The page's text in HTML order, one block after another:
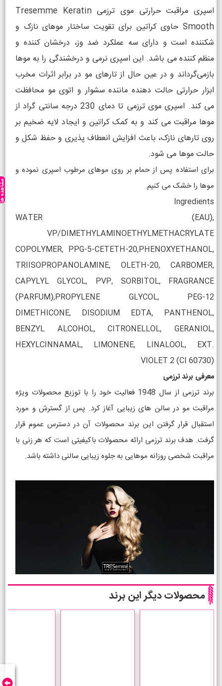
اسپری مراقبت حرارتی موی ترزمی Tresemme Keratin
Smooth حاوی کراتین برای تقویت ساختار موهای نازک و
شکننده است و دارای سه عملکرد ضد وز، درخشان کننده و
منظم کننده می باشد. این اسپری نرمی و درخشندگی را به موها
بازمی‌گرداند و در عین حال از تارهای مو در برابر اثرات مخرب
ابزار حرارتی حالت دهنده ماننده سشوار و اتوی مو محافظت
می کند. اسپری موی ترزمی تا دمای 230 درجه سانتی گراد از
موها مراقبت می کند و به کمک کراتین و ایجاد لایه ضخیم بر
روی تارهای نازک، باعث افزایش انعطاف پذیری و حفظ شکل و
حالت موها می شود.
برای استفاده پس از حمام بر روی موهای مرطوب اسپری نموده و
موها را خشک می کنیم.
Ingredients
WATER (EAU),
VP/DIMETHYLAMINOETHYLMETHACRYLATE
COPOLYMER, PPG-5-CETETH-20,PHENOXYETHANOL,
TRIISOPROPANOLAMINE, OLETH-20, CARBOMER,
CAPYLYL GLYCOL, PVP, SORBITOL, FRAGRANCE
(PARFUM),PROPYLENE GLYCOL, PEG-12
DIMETHICONE, DISODIUM EDTA, PANTHENOL,
BENZYL ALCOHOL, CITRONELLOL, GERANIOL,
HEXYLCINNAMAL, LIMONENE, LINALOOL, EXT.
VIOLET 2 (CI 60730)
معرفی برند ترزمی
برند ترزمی از سال 1948 فعالیت خود را با توزیع محصولات ویژه
مراقبت مو در سالن های زیبایی آغاز کرد. پس از گسترش و مورد
استقبال قرار گرفتن این برند محصولات آن در دسترس عموم قرار
گرفت. هدف برند ترزمی ارائه محصولات باکیفیتی است که هر زنی با
مراقبت شخصی روزانه موهایی به جلوه زیبایی سالنی داشته باشد.
محصولات دیگر این برند